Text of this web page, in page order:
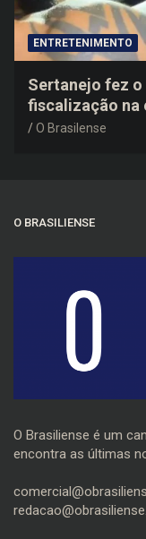
ENTRETENIMENTO
Sertanejo fez
fiscalização na
negativo e
O Brasilense
O BRASILIENSE
O Brasiliense é um
encontra as últimas